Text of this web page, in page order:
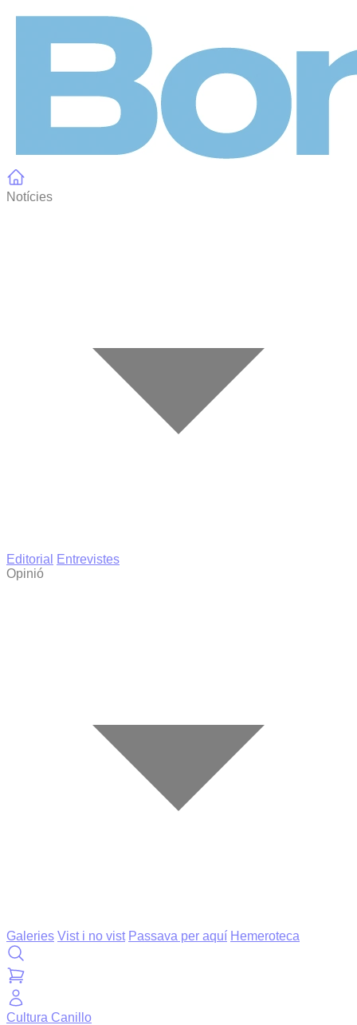
Notícies
Editorial
Entrevistes
Opinió
Galeries Vist i no vist Passava per aquí Hemeroteca
Cultura Canillo